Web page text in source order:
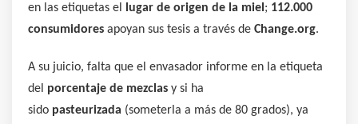
en las etiquetas el
lugar de origen de la miel ; 112.000
consumidores apoyan sus tesis a través de Change.org.
A su juicio, falta que el envasador informe en la etiqueta
del porcentaje de mezclas y si ha
sido pasteurizada (someterla a más de 80 grados), ya